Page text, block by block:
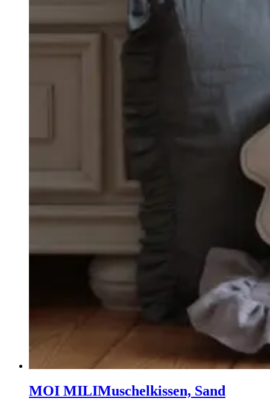
MOI MILIMuschelkissen, Sand